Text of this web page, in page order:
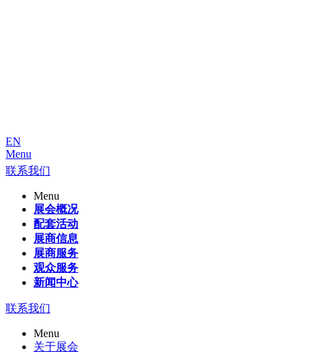
EN
Menu
联系我们
Menu
展会概况
配套活动
展商信息
展商服务
观众服务
新闻中心
联系我们
Menu
关于展会